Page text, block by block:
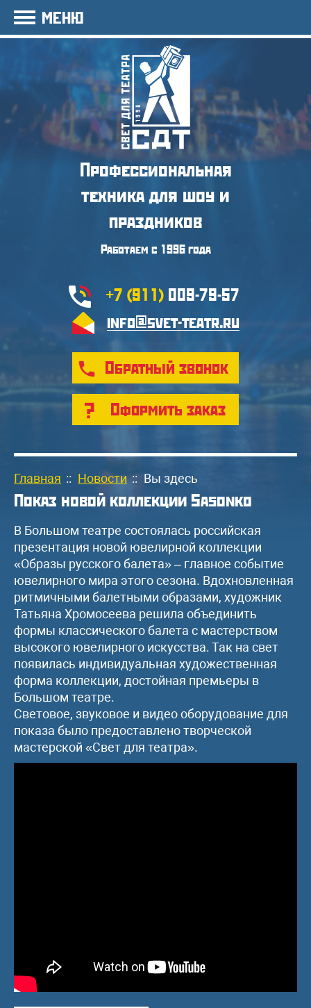
Профессиональная
техника для шоу и
праздников
Работаем с 1996 года
+7 (911) 009-79-57
info@svet-teatr.ru
Обратный звонок
Оформить заказ
Главная :: Новости :: Вы здесь
Показ новой коллекции Sasonkо
В Большом театре состоялась российская
презентация новой ювелирной коллекции
«Образы русского балета» – главное событие
ювелирного мира этого сезона. Вдохновленная
ритмичными балетными образами, художник
Татьяна Хромосеева решила объединить
формы классического балета с мастерством
высокого ювелирного искусства. Так на свет
появилась индивидуальная художественная
форма коллекции, достойная премьеры в
Большом театре.
Световое, звуковое и видео оборудование для
показа было предоставлено творческой
мастерской «Свет для театра».
МЕНЮ